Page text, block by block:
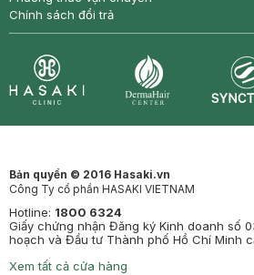
Chính sách đổi trả
Bản quyền © 2016 Hasaki.vn
Công Ty cổ phần HASAKI VIETNAM
Hotline: 1800 6324
Giấy chứng nhận Đăng ký Kinh doanh số
hoạch và Đầu tư Thành phố Hồ Chí Minh
Xem tất cả cửa hàng